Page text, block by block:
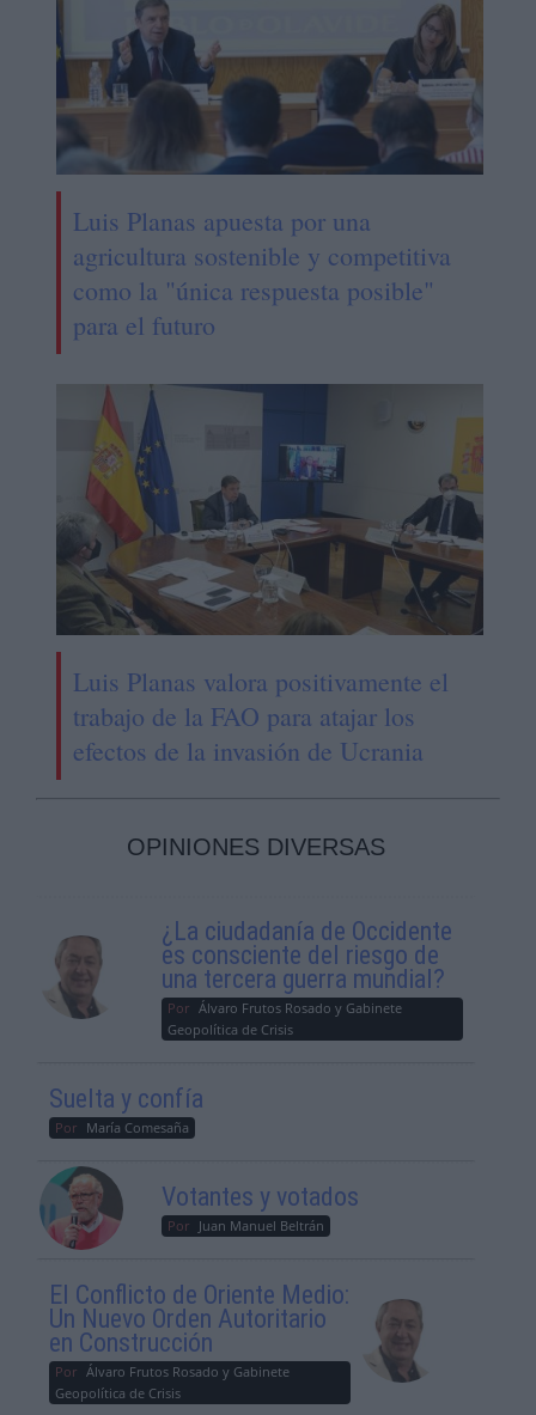
Luis Planas apuesta por una
agricultura sostenible y competitiva
como la "única respuesta posible"
para el futuro
Luis Planas valora positivamente el
trabajo de la FAO para atajar los
efectos de la invasión de Ucrania
OPINIONES DIVERSAS
¿La ciudadanía de Occidente
es consciente del riesgo de
una tercera guerra mundial?
Por Álvaro Frutos Rosado y Gabinete
Geopolítica de Crisis
Suelta y confía
Por María Comesaña
Votantes y votados
Por Juan Manuel Beltrán
El Conflicto de Oriente Medio:
Un Nuevo Orden Autoritario
en Construcción
Por Álvaro Frutos Rosado y Gabinete
Geopolítica de Crisis